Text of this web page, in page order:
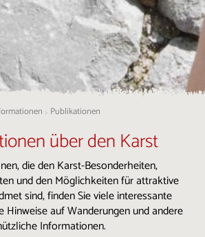
> Publikationen
über den Karst
die den Karst-Besonderheiten,
und den Möglichkeiten für attraktive
sind, finden Sie viele interessante
Hinweise auf Wanderungen und andere
Informationen.